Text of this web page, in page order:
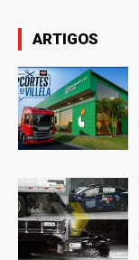
ARTIGOS